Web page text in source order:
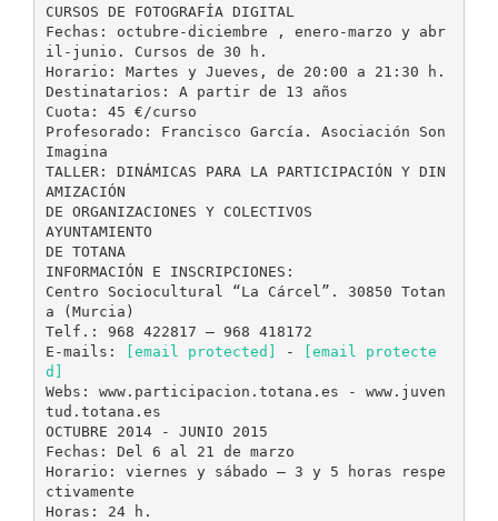
CURSOS DE FOTOGRAFÍA DIGITAL
Fechas: octubre-diciembre , enero-marzo y abr
il-junio. Cursos de 30 h.
Horario: Martes y Jueves, de 20:00 a 21:30 h.
Destinatarios: A partir de 13 años
Cuota: 45 €/curso
Profesorado: Francisco García. Asociación Son
Imagina
TALLER: DINÁMICAS PARA LA PARTICIPACIÓN Y DIN
AMIZACIÓN
DE ORGANIZACIONES Y COLECTIVOS
AYUNTAMIENTO
DE TOTANA
INFORMACIÓN E INSCRIPCIONES:
Centro Sociocultural “La Cárcel”. 30850 Totan
a (Murcia)
Telf.: 968 422817 – 968 418172
E-mails:
[email protected] -
[email protecte
d]
Webs: www.participacion.totana.es - www.juven
tud.totana.es
OCTUBRE 2014 - JUNIO 2015
Fechas: Del 6 al 21 de marzo
Horario: viernes y sábado – 3 y 5 horas respe
ctivamente
Horas: 24 h.